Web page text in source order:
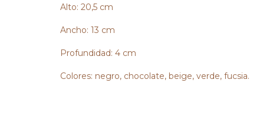
Alto: 20,5 cm
Ancho: 13 cm
Profundidad: 4 cm
Colores: negro, chocolate, beige, verde, fucsia.